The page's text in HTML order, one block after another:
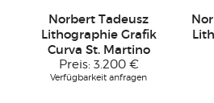
Norbert Tadeusz
Lithographie Grafik
Curva St. Martino
Preis: 3.200 €
Verfügbarkeit anfragen